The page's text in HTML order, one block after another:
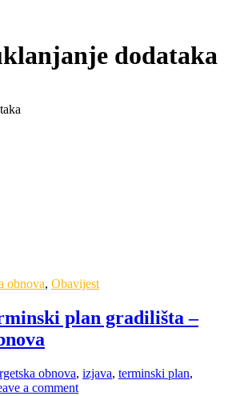
dodataka
obnova, Obavijest
plan gradilišta –
obnova, izjava, terminski plan,
a comment